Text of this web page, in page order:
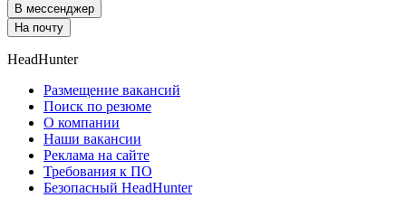
В мессенджер
На почту
HeadHunter
Размещение вакансий
Поиск по резюме
О компании
Наши вакансии
Реклама на сайте
Требования к ПО
Безопасный HeadHunter